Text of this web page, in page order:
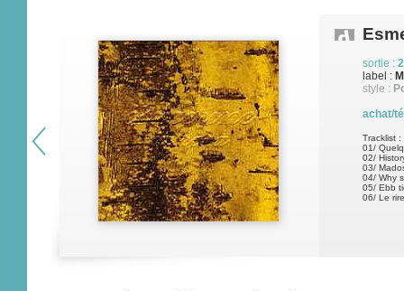
sortie :
label :
style :
achat/
Tracklist :
01/
02/
03/
04/ Why
05/ Ebb
06/ Le